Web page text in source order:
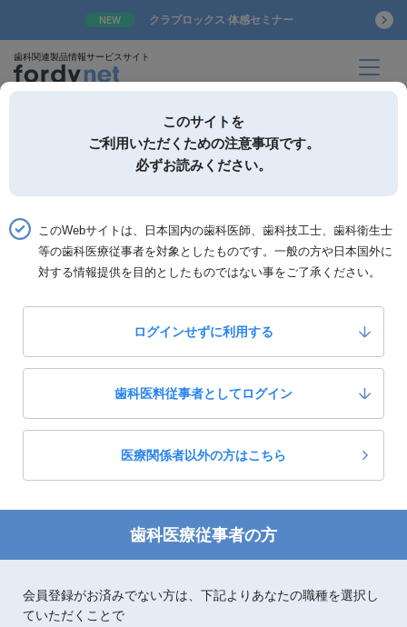
NEW クラプロックス 体感セミナー
歯科関連製品情報サービスサイト
ホーム 書籍一覧 書籍詳細「薬YEARBOOK’24／’25」
患者に聞かれても困らない！歯科医師のための「薬」飲み
合わせ完全マニュアル
いいね！0
円(税抜)
別冊 その他
このサイトを
ご利用いただくための注意事項です。
必ずお読みください。
このWebサイトは、日本国内の歯科医師、歯科技工士、歯科衛生士
等の歯科医療従事者を対象としたものです。一般の方や日本国外に
対する情報提供を目的としたものではない事をご了承ください。
ログインせずに利用する
歯科医料従事者としてログイン
医療関係者以外の方はこちら
歯科医療従事者の方
会員登録がお済みでない方は、下記よりあなたの職種を選択し
ていただくことで